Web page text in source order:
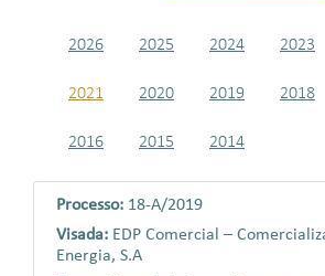
2026 2025 2024 2023
2021 2020 2019 2018
2016 2015 2014
Processo: 18-A/2019
Visada: EDP Comercial –
Energia, S.A